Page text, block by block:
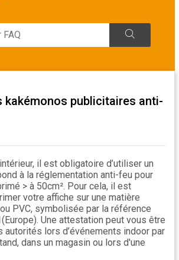
kakémonos publicitaires anti-
il est obligatoire d’utiliser un
à la réglementation anti-feu pour
> à 50cm². Pour cela, il est
votre affiche sur une matière
PVC, symbolisée par la référence
Une attestation peut vous être
autorités lors d’événements indoor par
dans un magasin ou lors d'une